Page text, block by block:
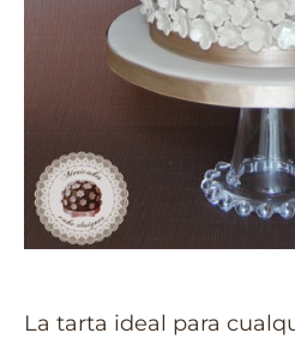
La tarta ideal para